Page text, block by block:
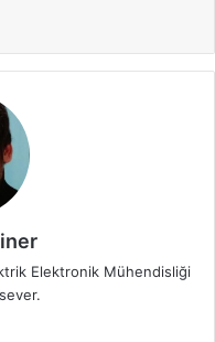
Elektronik Mühendisliği